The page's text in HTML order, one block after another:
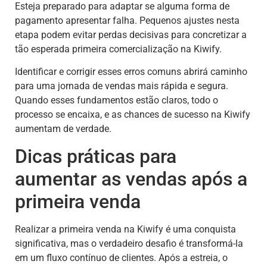
Esteja preparado para adaptar se alguma forma de
pagamento apresentar falha. Pequenos ajustes nesta
etapa podem evitar perdas decisivas para concretizar a
tão esperada primeira comercialização na Kiwify.
Identificar e corrigir esses erros comuns abrirá caminho
para uma jornada de vendas mais rápida e segura.
Quando esses fundamentos estão claros, todo o
processo se encaixa, e as chances de sucesso na Kiwify
aumentam de verdade.
Dicas práticas para
aumentar as vendas após a
primeira venda
Realizar a primeira venda na Kiwify é uma conquista
significativa, mas o verdadeiro desafio é transformá-la
em um fluxo contínuo de clientes. Após a estreia, o